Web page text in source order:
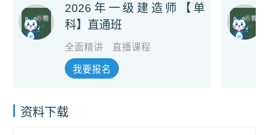
2026年一级建造师【单
科】直通班
全面精讲 直播课程
我要报名
资料下载